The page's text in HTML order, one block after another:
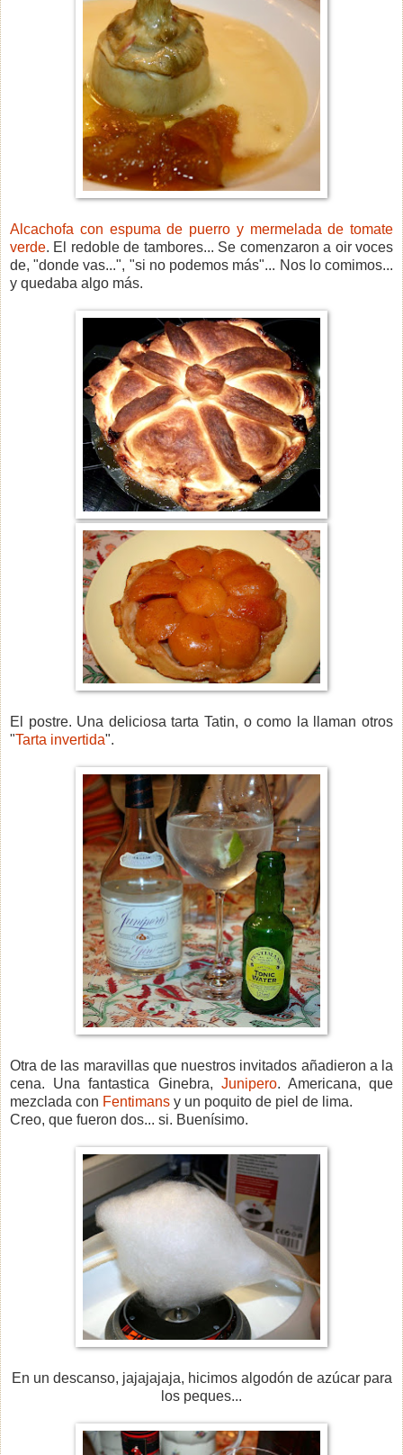
Alcachofa con espuma de puerro y mermelada de tomate
verde. El redoble de tambores... Se comenzaron a oir voces
de, "donde vas...", "si no podemos más"... Nos lo comimos...
y quedaba algo más.
El postre. Una deliciosa tarta Tatin, o como la llaman otros
"Tarta invertida".
Otra de las maravillas que nuestros invitados añadieron a la
cena. Una fantastica Ginebra, Junipero. Americana, que
mezclada con Fentimans y un poquito de piel de lima.
Creo, que fueron dos... si. Buenísimo.
En un descanso, jajajajaja, hicimos algodón de azúcar para
los peques...